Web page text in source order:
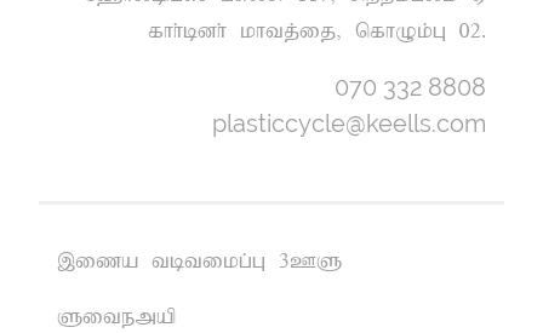
fhh;bdh; khtj;ij> nfhOk;G 02.
070 332 8808
plasticcycle@keells.com
,iza tbtikg;G 3CS
Sitemap